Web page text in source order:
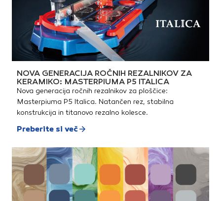
NOVA GENERACIJA ROČNIH REZALNIKOV ZA
KERAMIKO: MASTERPIUMA P5 ITALICA
Nova generacija ročnih rezalnikov za ploščice:
Masterpiuma P5 Italica. Natančen rez, stabilna
konstrukcija in titanovo rezalno kolesce.
Preberite si več